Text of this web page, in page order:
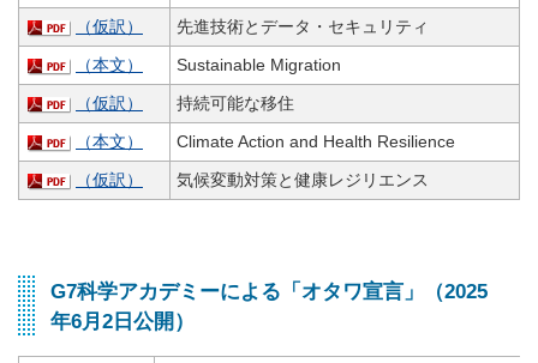
（仮訳）
先進技術とデータ・セキュリティ
（本文）
Sustainable Migration
（仮訳）
持続可能な移住
（本文）
Climate Action and Health Resilience
（仮訳）
気候変動対策と健康レジリエンス
G7科学アカデミーによる「オタワ宣言」（2025
年6月2日公開）